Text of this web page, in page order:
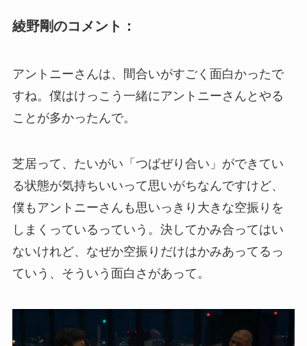
綾野剛のコメント：
アントニーさんは、間合いがすごく面白かったで
すね。僕はけっこう一緒にアントニーさんとやる
ことが多かったんで。
芝居って、たいがい「つばぜり合い」ができてい
る状態が気持ちいいって思いがちなんですけど、
僕もアントニーさんも思いっきり大きな空振りを
しまくっているっていう。決してかみ合ってはい
ないけれど、なぜか空振りだけはかみあってるっ
ていう、そういう面白さがあって。